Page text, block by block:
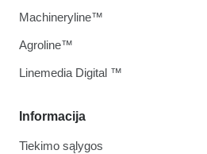
Informacija
Tiekimo sąlygos
Machineryline™
Agroline™
Linemedia Digital ™